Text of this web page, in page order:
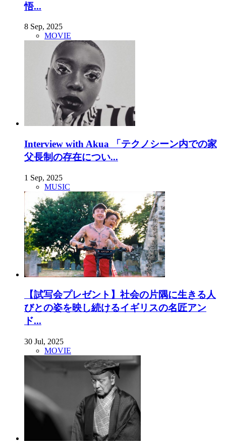
悟...
8 Sep, 2025
MOVIE
Interview with Akua 「テクノシーン内での家
父長制の存在につい...
1 Sep, 2025
MUSIC
【試写会プレゼント】社会の片隅に生きる人
びとの姿を映し続けるイギリスの名匠アン
ド...
30 Jul, 2025
MOVIE